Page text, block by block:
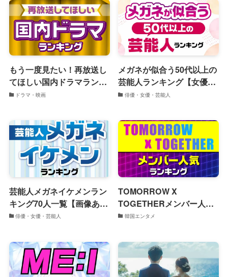
もう一度見たい！再放送し
てほしい国内ドラマランキ
ングドラマ・映画
メガネが似合う50代以上の
芸能人ランキング【女優・
俳優】
俳優・女優・芸能人
芸能人メガネイケメンラン
キング70人一覧【画像あ
り】
俳優・女優・芸能人
TOMORROW X
TOGETHERメンバー人気
順ランキング【誕生日・経
韓国エンタメ